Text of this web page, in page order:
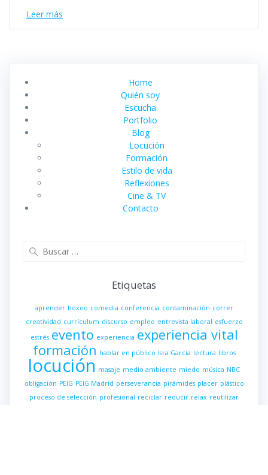
Leer más
Home
Quién soy
Escucha
Portfolio
Blog
Locución
Formación
Estilo de vida
Reflexiones
Cine & TV
Contacto
Etiquetas
aprender boxeo comedia conferencia contaminación correr
creatividad currículum discurso empleo entrevista laboral esfuerzo
estrés evento experiencia experiencia vital
formación hablar en público Isra García lectura libros
locución masaje medio ambiente miedo música NBC
obligación PEIG PEIG Madrid perseverancia pirámides placer plástico
proceso de selección profesional reciclar reducir relax reutilizar